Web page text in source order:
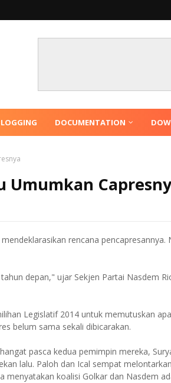
DOCUMENTATION
Umumkan
rencana pencapresannya.
depan," ujar Sekjen Partai Nasdem
Legislatif 2014 untuk memutuskan
belum sama sekali dibicarakan.
pasca kedua pemimpin mereka,
lalu. Paloh dan Ical sempat
menyatakan koalisi Golkar dan Nasdem